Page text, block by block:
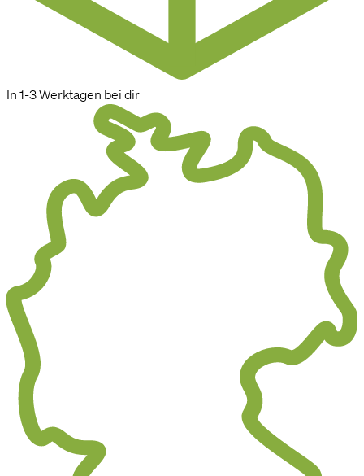
In 1-3 Werktagen bei dir